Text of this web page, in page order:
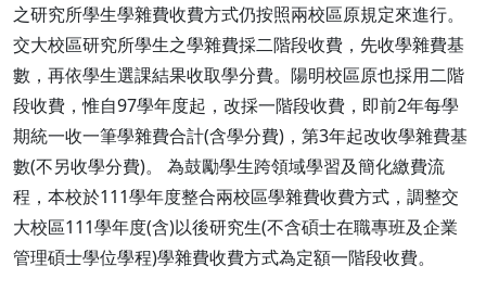
之研究所學生學雜費收費方式仍按照兩校區原規定來進行。
交大校區研究所學生之學雜費採二階段收費，先收學雜費基
數，再依學生選課結果收取學分費。陽明校區原也採用二階
段收費，惟自97學年度起，改採一階段收費，即前2年每學
期統一收一筆學雜費合計(含學分費)，第3年起改收學雜費基
數(不另收學分費)。 為鼓勵學生跨領域學習及簡化繳費流
程，本校於111學年度整合兩校區學雜費收費方式，調整交
大校區111學年度(含)以後研究生(不含碩士在職專班及企業
管理碩士學位學程)學雜費收費方式為定額一階段收費。